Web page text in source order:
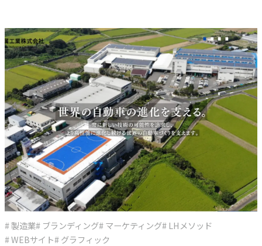
# 製造業# ブランディング# マーケティング# LHメソッド
# WEBサイト# グラフィック